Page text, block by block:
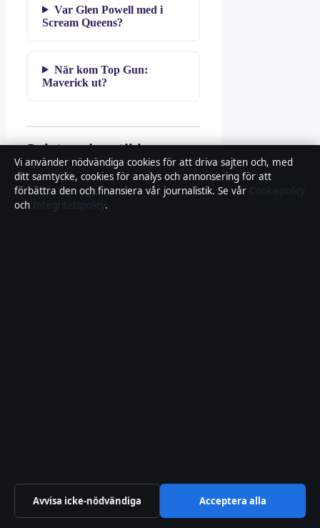
Var Glen Powell med i
Scream Queens?
När kom Top Gun:
Maverick ut?
Relaterade artiklar
KULTUR
Vi använder nödvändiga cookies för att driva sajten och, med
ditt samtycke, cookies för analys och annonsering för att
förbättra den och finansiera vår journalistik. Se vår Cookiepolicy
och Integritetspolicy.
Avvisa icke-nödvändiga Acceptera alla